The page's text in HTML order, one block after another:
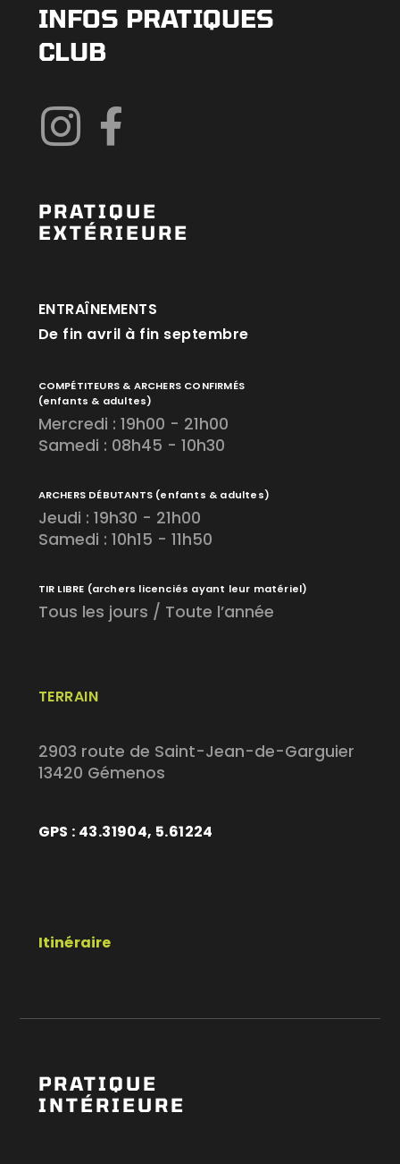
INFOS PRATIQUES
CLUB
PRATIQUE
EXTÉRIEURE
TERRAIN
2903 route de Saint-Jean-de-Garguier
13420 Gémenos
GPS : 43.31904, 5.61224
Itinéraire
ENTRAÎNEMENTS
De fin avril à fin septembre
COMPÉTITEURS & ARCHERS CONFIRMÉS
(enfants & adultes)
Mercredi : 19h00 - 21h00
Samedi : 08h45 - 10h30
ARCHERS DÉBUTANTS (enfants & adultes)
Jeudi : 19h30 - 21h00
Samedi : 10h15 - 11h50
TIR LIBRE (archers licenciés ayant leur matériel)
Tous les jours / Toute l’année
PRATIQUE
INTÉRIEURE